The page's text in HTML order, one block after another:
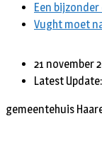
Een
Vught moet
21 november
Latest
gemeentehuis